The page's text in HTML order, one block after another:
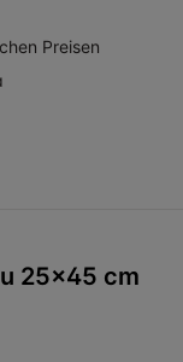
Preisen
25x45 cm